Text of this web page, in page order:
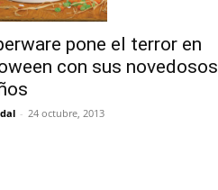
pone el terror en
con sus novedosos
- 24 octubre, 2013